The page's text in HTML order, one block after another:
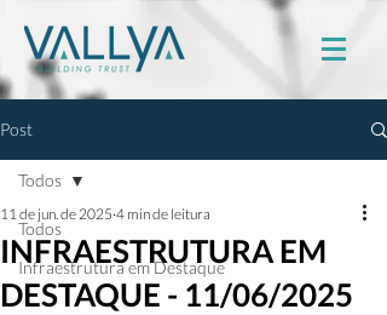
Post
Todos
Infraestrutura em Destaque
Todos
INFRAESTRUTURA EM
DESTAQUE - 11/06/2025
11 de jun. de 2025 4 min de leitura